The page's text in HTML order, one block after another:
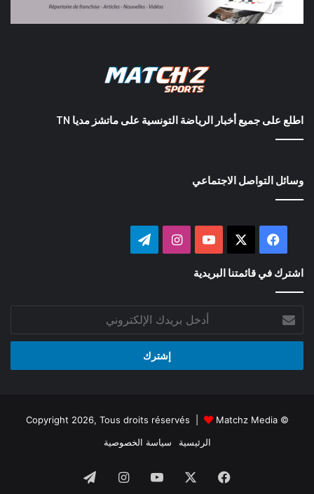
اطلع على جميع أخبار الرياضة التونسية على ماتشز مديا TN
وسائل التواصل الاجتماعي
فيسبوك ‫YouTubeانستقرام
اشترك في قائمتنا البريدية
بريدك
الإلكتروني
© Copyright 2026, Tous droits réservés |
Matchz Media
الرئيسية
سياسة الخصوصية
فيسبوك ‫YouTubeانستقرام